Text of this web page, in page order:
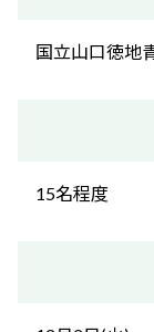
国立山口徳地
15名程度